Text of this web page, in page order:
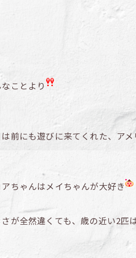
ことより
前にも遊びに来てくれた、ア
アちゃんはメイちゃんが大好き
が全然違くても、歳の近い2匹